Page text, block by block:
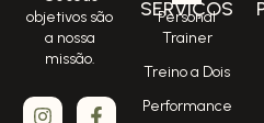
objetivos são
a nossa
missão.
SERVIÇOS
Personal
Trainer
Treino a Dois
Performance